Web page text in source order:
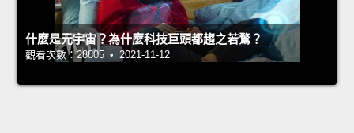
什麼是元宇宙？為什麼科技巨頭都趨之若鶩？
觀看次數：28805 • 2021-11-12